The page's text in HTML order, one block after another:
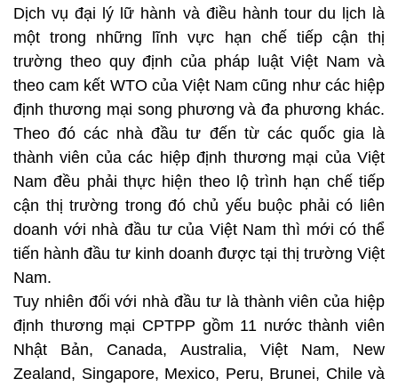
Dịch vụ đại lý lữ hành và điều hành tour du lịch là
một trong những lĩnh vực hạn chế tiếp cận thị
trường theo quy định của pháp luật Việt Nam và
theo cam kết WTO của Việt Nam cũng như các hiệp
định thương mại song phương và đa phương khác.
Theo đó các nhà đầu tư đến từ các quốc gia là
thành viên của các hiệp định thương mại của Việt
Nam đều phải thực hiện theo lộ trình hạn chế tiếp
cận thị trường trong đó chủ yếu buộc phải có liên
doanh với nhà đầu tư của Việt Nam thì mới có thể
tiến hành đầu tư kinh doanh được tại thị trường Việt
Nam.
Tuy nhiên đối với nhà đầu tư là thành viên của hiệp
định thương mại CPTPP gồm 11 nước thành viên
Nhật Bản, Canada, Australia, Việt Nam, New
Zealand, Singapore, Mexico, Peru, Brunei, Chile và